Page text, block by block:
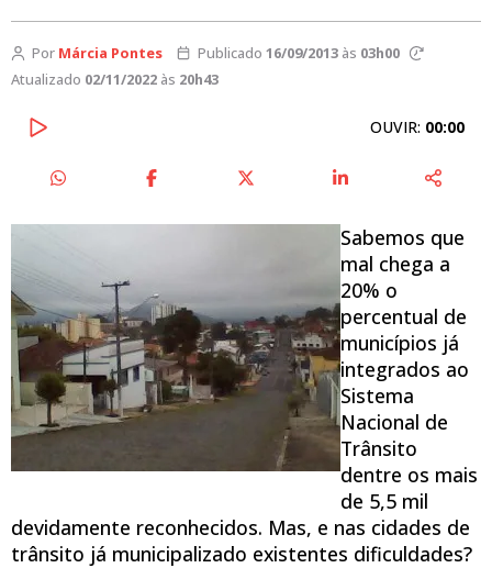
Por Márcia Pontes Publicado 16/09/2013às 03h00
Atualizado 02/11/2022 às 20h43
OUVIR: 00:00
Sabemos que
mal chega a
20% o
percentual de
municípios já
integrados ao
Sistema
Nacional de
Trânsito
dentre os mais
de 5,5 mil
devidamente reconhecidos. Mas, e nas cidades de
trânsito já municipalizado existentes dificuldades?